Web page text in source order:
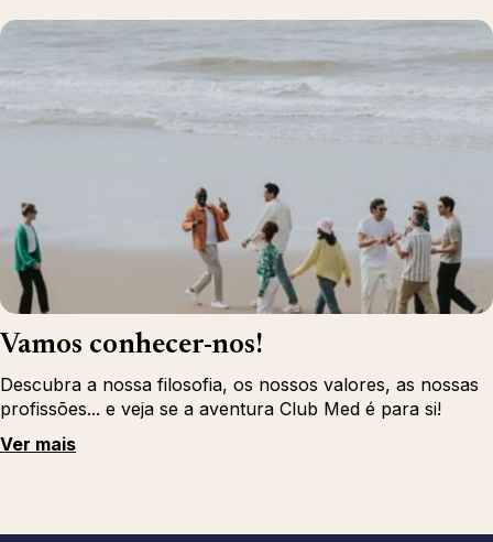
Vamos conhecer-nos!
Descubra a nossa filosofia, os nossos valores, as nossas
profissões... e veja se a aventura Club Med é para si!
Ver mais